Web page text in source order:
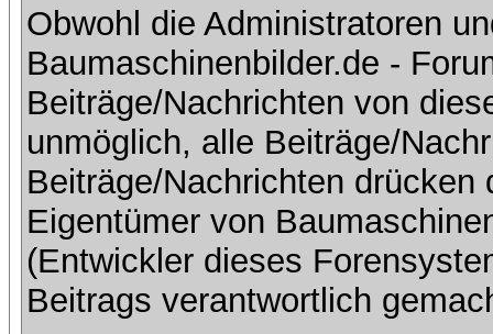
Obwohl die Administratoren
Baumaschinenbilder.de -
Beiträge/Nachrichten von
unmöglich, alle Beiträge/
Beiträge/Nachrichten
Eigentümer von
(Entwickler dieses
Beitrags verantwortlich